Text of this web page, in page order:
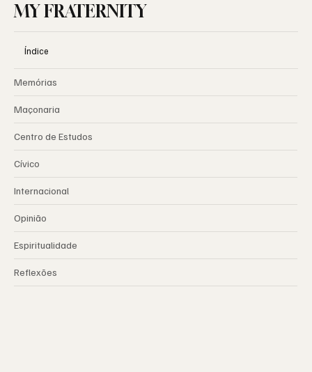
MY FRATERNITY
Índice
Memórias
Maçonaria
Centro de Estudos
Cívico
Internacional
Opinião
Espiritualidade
Reflexões